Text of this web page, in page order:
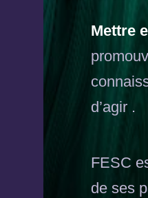
Mettre
d’agir .
FESC
de ses